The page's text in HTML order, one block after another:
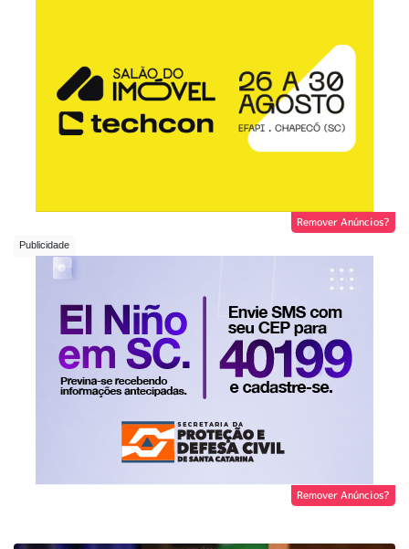
Remover Anúncios?
Remover Anúncios?